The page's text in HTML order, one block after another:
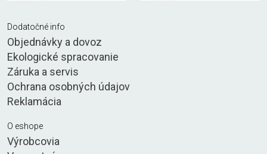
Dodatočné info
Objednávky a dovoz
Ekologické spracovanie
Záruka a servis
Ochrana osobných údajov
Reklamácia
O eshope
Výrobcovia